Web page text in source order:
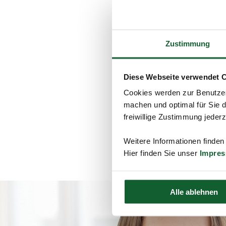
Zustimmung
Diese Webseite verwendet
Cookies werden zur
machen und optimal für Sie
freiwillige Zustimmung
Weitere Informationen
Hier finden Sie unser
Alle ablehnen
In den Verfahren
bzw.
außergewöhnliche
bestehen. Zudem